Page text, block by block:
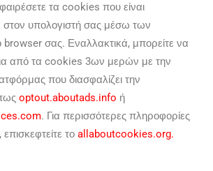
τα cookies που είναι
υπολογιστή σας μέσω των
browser σας. Εναλλακτικά, μπορείτε να
από τα cookies 3ων μερών με την
που διασφαλίζει την
optout.aboutads.info ή
. Για περισσότερες πληροφορίες
το allaboutcookies.org.